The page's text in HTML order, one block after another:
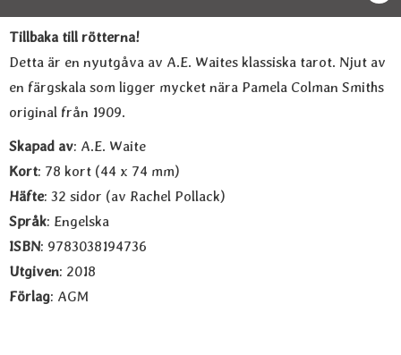
Produktbeskrivning
Tillbaka till rötterna!
Detta är en nyutgåva av A.E. Waites klassiska tarot. Njut av
en färgskala som ligger mycket nära Pamela Colman Smiths
original från 1909.
Skapad av: A.E. Waite
Kort: 78 kort (44 x 74 mm)
Häfte: 32 sidor (av Rachel Pollack)
Språk: Engelska
ISBN: 9783038194736
Utgiven: 2018
Förlag: AGM